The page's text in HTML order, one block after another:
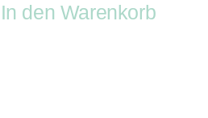
In den Warenkorb